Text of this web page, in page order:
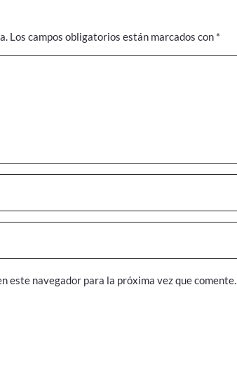
Los campos obligatorios están marcados con *
este navegador para la próxima vez que comente.